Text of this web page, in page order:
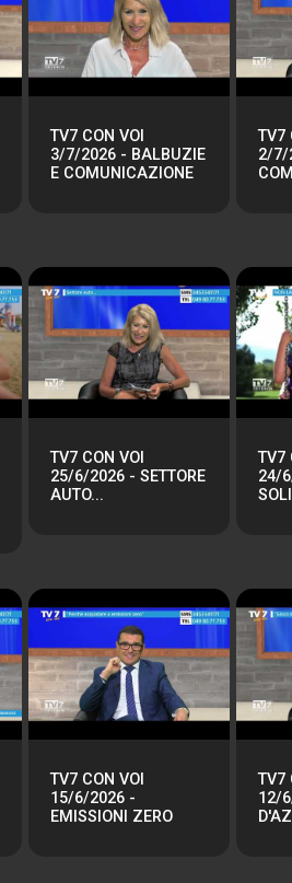
TV7 CON VOI
3/7/2026 - BALBUZIE
E COMUNICAZIONE
TV7
2/7/
TV7 CON VOI
25/6/2026 - SETTORE
AUTO...
TV7
24/
SOLI
TV7 CON VOI
15/6/2026 -
EMISSIONI ZERO
TV7
12/